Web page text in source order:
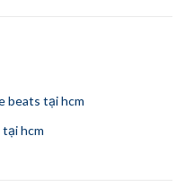
beats tại hcm
hcm